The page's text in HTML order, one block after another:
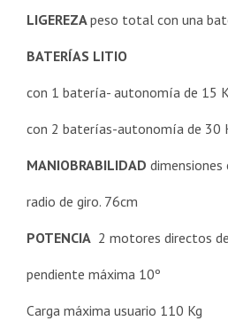
LIGEREZApeso total con una
BATERÍAS LITIO
con 1 batería- autonomía de 15
con 2 baterías-autonomía de 30
MANIOBRABILIDAD
radio de giro. 76cm
POTENCIA 2 motores directos
pendiente máxima 10º
Carga máxima usuario 110 Kg